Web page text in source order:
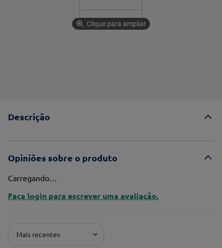
Clique para ampliar
Descrição
Opiniões sobre o produto
Carregando…
Faça login para escrever uma avaliação.
Mais recentes